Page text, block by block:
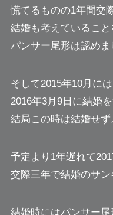
慌てるものの1年間交
結婚も考えていること
パンサー尾形は認めま
そして2015年10月に
2016年3月9日に結婚
結局この時は結婚せず
予定より1年遅れて
交際三年で結婚のサン
結婚時にはパンサー尾